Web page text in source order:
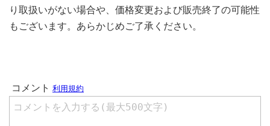
り取扱いがない場合や、価格変更および販売終了の可能性
もございます。あらかじめご了承ください。